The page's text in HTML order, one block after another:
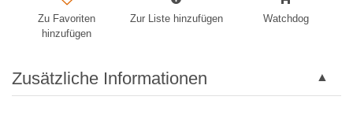
Zu Favoriten
hinzufügen
Zur Liste hinzufügen Watchdog
Zusätzliche Informationen